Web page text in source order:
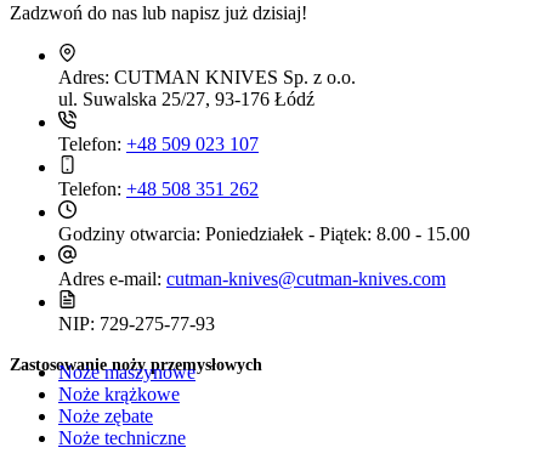
Zadzwoń do nas lub napisz już dzisiaj!
Adres: CUTMAN KNIVES Sp. z o.o.
ul. Suwalska 25/27, 93-176 Łódź
Telefon: +48 509 023 107
Telefon: +48 508 351 262
Godziny otwarcia: Poniedziałek - Piątek: 8.00 - 15.00
Adres e-mail: cutman-knives@cutman-knives.com
NIP: 729-275-77-93
Zastosowanie noży przemysłowych
Noże maszynowe
Noże krążkowe
Noże zębate
Noże techniczne